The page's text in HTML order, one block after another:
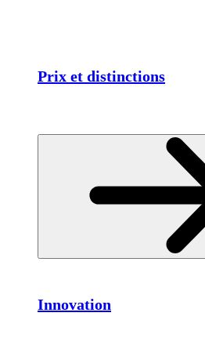
Prix et distinctions
Innovation